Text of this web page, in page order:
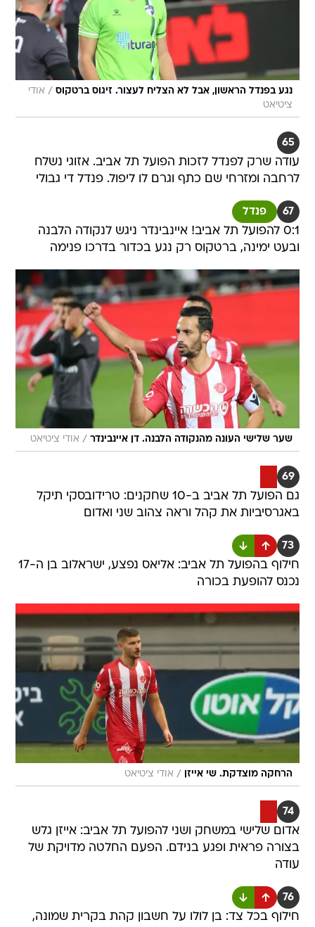
נגע בפנדל הראשון, אבל לא הצליח לעצור. זיגוס ברטקוס / אודי
ציטיאט
65
עודה שרק לפנדל לזכות הפועל תל אביב. אזוגי נשלח
לרחבה ומזרחי שם כתף וגרם לו ליפול. פנדל די גבולי
67 פנדל
0:1 להפועל תל אביב! איינבינדר ניגש לנקודה הלבנה
ובעט ימינה, ברטקוס רק נגע בכדור בדרכו פנימה
שער שלישי העונה מהנקודה הלבנה. דן איינבינדר / אודי ציטיאט
69
גם הפועל תל אביב ב-10 שחקנים: טרידובסקי תיקל
באגרסיביות את קהל וראה צהוב שני ואדום
73
חילוף בהפועל תל אביב: אליאס נפצע, ישראלוב בן ה-17
נכנס להופעת בכורה
הרחקה מוצדקת. שי אייזן / אודי ציטיאט
74
אדום שלישי במשחק ושני להפועל תל אביב: אייזן גלש
בצורה פראית ופגע בנידם. הפעם החלטה מדויקת של
עודה
76
חילוף בכל צד: בן לולו על חשבון קהת בקרית שמונה,